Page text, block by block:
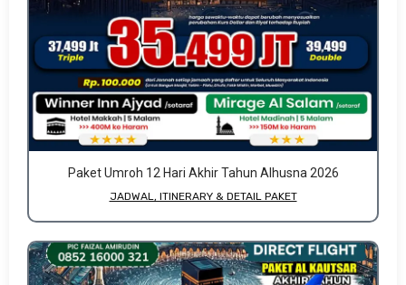
Paket Umroh 12 Hari Akhir Tahun Alhusna 2026
JADWAL, ITINERARY & DETAIL PAKET